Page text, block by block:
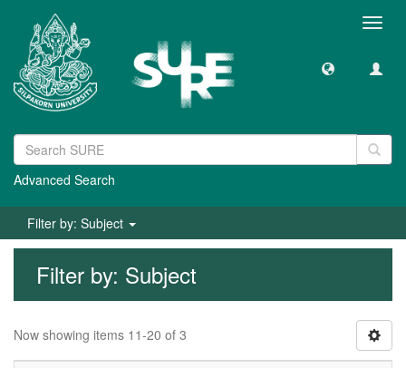
Advanced Search
Filter by: Subject
Filter by: Subject
Now showing items 11-20 of 3